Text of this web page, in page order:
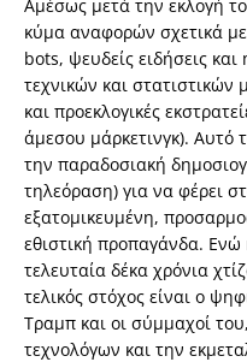
Αμέσως μετά την εκλογή
κύμα αναφορών σχετικά
bots, ψευδείς ειδήσεις
τεχνικών και
και προεκλογικές
άμεσου μάρκετινγκ). Αυτό
την παραδοσιακή
τηλεόραση) για να φέρει
εξατομικευμένη,
εθιστική προπαγάνδα.
τελευταία δέκα χρόνια
τελικός στόχος είναι ο
Τραμπ και οι σύμμαχοί
τεχνολόγων και την